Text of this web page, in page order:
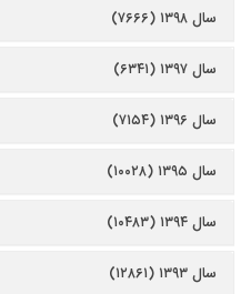
سال ۱۳۹۸ (۷۶۶۶)
سال ۱۳۹۷ (۶۳۴۱)
سال ۱۳۹۶ (۷۱۵۴)
سال ۱۳۹۵ (۱۰۰۲۸)
سال ۱۳۹۴ (۱۰۴۸۳)
سال ۱۳۹۳ (۱۲۸۶۱)